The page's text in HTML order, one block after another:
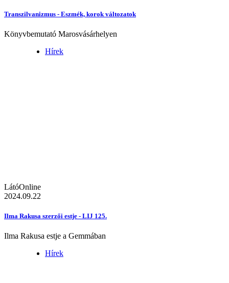
Transzilvanizmus - Eszmék, korok változatok
Könyvbemutató Marosvásárhelyen
Hírek
LátóOnline
2024.09.22
Ilma Rakusa szerzői estje - LIJ 125.
Ilma Rakusa estje a Gemmában
Hírek